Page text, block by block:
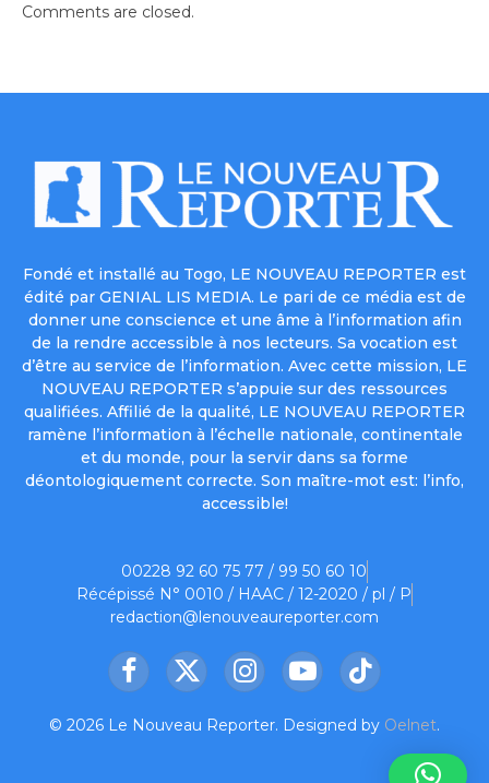
Comments are closed.
Fondé et installé au Togo, LE NOUVEAU REPORTER est
édité par GENIAL LIS MEDIA. Le pari de ce média est de
donner une conscience et une âme à l’information afin
de la rendre accessible à nos lecteurs. Sa vocation est
d’être au service de l’information. Avec cette mission, LE
NOUVEAU REPORTER s’appuie sur des ressources
qualifiées. Affilié de la qualité, LE NOUVEAU REPORTER
ramène l’information à l’échelle nationale, continentale
et du monde, pour la servir dans sa forme
déontologiquement correcte. Son maître-mot est: l’info,
accessible!
00228 92 60 75 77 / 99 50 60 10
Récépissé N° 0010 / HAAC / 12-2020 / pl / P
redaction@lenouveaureporter.com
Facebook
X
InstagramYouTubeTikTok
© 2026 Le Nouveau Reporter. Designed by Oelnet.